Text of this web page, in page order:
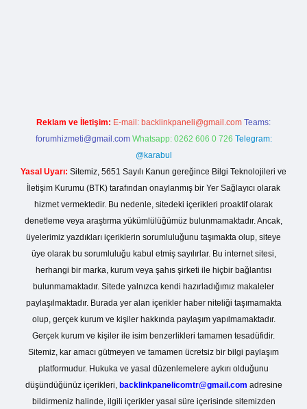
Reklam ve İletişim: E-mail: backlinkpaneli@gmail.com Teams:
forumhizmeti@gmail.com Whatsapp: 0262 606 0 726 Telegram:
@karabul
Yasal Uyarı: Sitemiz, 5651 Sayılı Kanun gereğince Bilgi Teknolojileri ve
İletişim Kurumu (BTK) tarafından onaylanmış bir Yer Sağlayıcı olarak
hizmet vermektedir. Bu nedenle, sitedeki içerikleri proaktif olarak
denetleme veya araştırma yükümlülüğümüz bulunmamaktadır. Ancak,
üyelerimiz yazdıkları içeriklerin sorumluluğunu taşımakta olup, siteye
üye olarak bu sorumluluğu kabul etmiş sayılırlar. Bu internet sitesi,
herhangi bir marka, kurum veya şahıs şirketi ile hiçbir bağlantısı
bulunmamaktadır. Sitede yalnızca kendi hazırladığımız makaleler
paylaşılmaktadır. Burada yer alan içerikler haber niteliği taşımamakta
olup, gerçek kurum ve kişiler hakkında paylaşım yapılmamaktadır.
Gerçek kurum ve kişiler ile isim benzerlikleri tamamen tesadüfidir.
Sitemiz, kar amacı gütmeyen ve tamamen ücretsiz bir bilgi paylaşım
platformudur. Hukuka ve yasal düzenlemelere aykırı olduğunu
düşündüğünüz içerikleri, backlinkpanelicomtr@gmail.com adresine
bildirmeniz halinde, ilgili içerikler yasal süre içerisinde sitemizden